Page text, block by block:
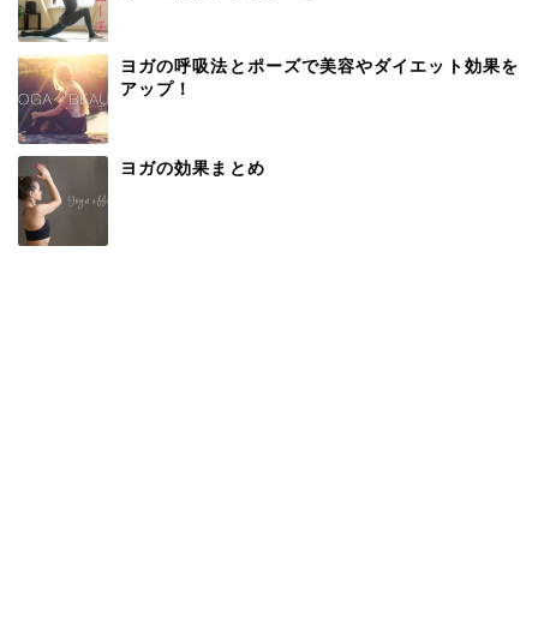
ヨガの呼吸法とポーズで美容やダイエット効果を
アップ！
ヨガの効果まとめ